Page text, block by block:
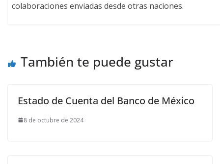
colaboraciones enviadas desde otras naciones.
También te puede gustar
Estado de Cuenta del Banco de México
8 de octubre de 2024